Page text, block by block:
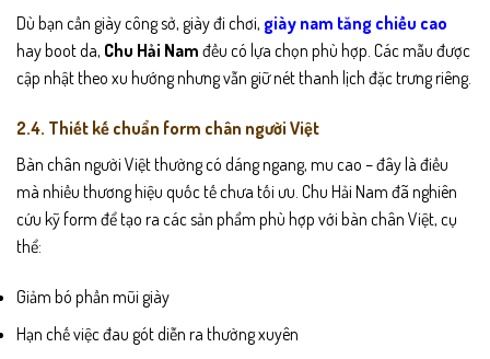
Dù bạn cần giày công sở, giày đi chơi, giày nam tăng chiều cao
hay boot da, Chu Hải Nam đều có lựa chọn phù hợp. Các mẫu được
cập nhật theo xu hướng nhưng vẫn giữ nét thanh lịch đặc trưng riêng.
2.4. Thiết kế chuẩn form chân người Việt
Bàn chân người Việt thường có dáng ngang, mu cao – đây là điều
mà nhiều thương hiệu quốc tế chưa tối ưu. Chu Hải Nam đã nghiên
cứu kỹ form để tạo ra các sản phẩm phù hợp với bàn chân Việt, cụ
thể:
Giảm bó phần mũi giày
Hạn chế việc đau gót diễn ra thường xuyên